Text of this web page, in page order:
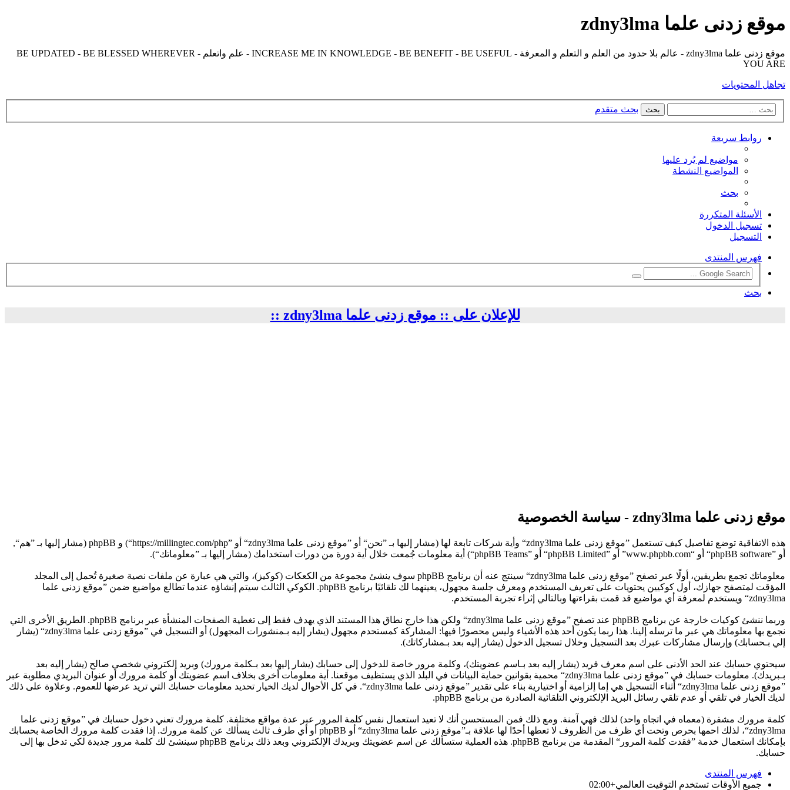
موقع زدنى علما zdny3lma
موقع زدنى علما zdny3lma - عالم بلا حدود من العلم و التعلم و المعرفة - INCREASE ME IN KNOWLEDGE - BE BENEFIT - BE USEFUL - علم واتعلم - BE UPDATED - BE BLESSED WHEREVER
YOU ARE
تجاهل المحتويات
بحث بحث متقدم
روابط سريعة
مواضيع لم يُرد عليها
المواضيع النشطة
بحث
الأسئلة المتكررة
تسجيل الدخول
التسجيل
فهرس المنتدى
بحث
للإعلان على :: موقع زدنى علما zdny3lma ::
موقع زدنى علما zdny3lma - سياسة الخصوصية
هذه الاتفاقية توضع تفاصيل كيف تستعمل ”موقع زدنى علما zdny3lma“ وأية شركات تابعة لها (مشار إليها بـ ”نحن“ أو ”موقع زدنى علما zdny3lma“ أو ”https://millingtec.com/php“) و phpBB (مشار إليها بـ ”هم“,
أو ”phpBB software“ أو “www.phpbb.com” أو ”phpBB Limited“ أو ”phpBB Teams“) أية معلومات جُمعت خلال أية دورة من دورات استخدامك (مشار إليها بـ ”معلوماتك“).
معلوماتك تجمع بطريقين، أولًا عبر تصفح ”موقع زدنى علما zdny3lma“ سينتج عنه أن برنامج phpBB سوف ينشئ مجموعة من الكعكات (كوكيز)، والتي هي عبارة عن ملفات نصية صغيرة تُحمل إلى المجلد
المؤقت لمتصفح جهازك، أول كوكيين يحتويات على تعريف المستخدم ومعرف جلسة مجهول، يعينهما لك تلقائيًا برنامج phpBB. الكوكي الثالث سيتم إنشاؤه عندما تطالع مواضيع ضمن ”موقع زدنى علما
zdny3lma“ ويستخدم لمعرفة أي مواضيع قد قمت بقراءتها وبالتالي إثراء تجربة المستخدم.
وربما ننشئ كوكيات خارجة عن برنامج phpBB عند تصفح ”موقع زدنى علما zdny3lma“ ولكن هذا خارج نطاق هذا المستند الذي يهدف فقط إلى تغطية الصفحات المنشأة عبر برنامج phpBB. الطريق الأخرى التي
نجمع بها معلوماتك هي عبر ما ترسله إلينا. هذا ربما يكون أحد هذه الأشياء وليس محصورًا فيها: المشاركة كمستحدم مجهول (يشار إليه بـمنشورات المجهول) أو التسجيل في ”موقع زدنى علما zdny3lma“ (يشار
إلي بـحسابك) وإرسال مشاركات عبرك بعد التسجيل وخلال تسجيل الدخول (يشار إليه بعد بـمشاركاتك).
سيحتوي حسابك عند الحد الأدنى على اسم معرف فريد (يشار إليه بعد بـاسم عضويتك)، وكلمة مرور خاصة للدخول إلى حسابك (يشار إليها بعد بـكلمة مرورك) وبريد إلكتروني شخصي صالح (يشار إليه بعد
بـبريدك). معلومات حسابك في ”موقع زدنى علما zdny3lma“ محمية بقوانين حماية البيانات في البلد الذي يستظيف موقعنا. أية معلومات أخرى بخلاف اسم عضويتك أو كلمة مرورك أو عنوان البريدي مطلوبة عبر
”موقع زدنى علما zdny3lma“ أثناء التسجيل هي إما إلزامية أو اختيارية بناء على تقدير ”موقع زدنى علما zdny3lma“. في كل الأحوال لديك الخيار تحديد معلومات حسابك التي تريد عرضها للعموم. وعلاوة على ذلك
لديك الخيار في تلقي أو عدم تلقي رسائل البريد الإلكتروني التلقائية الصادرة من برنامج phpBB.
كلمة مرورك مشفرة (معماه في اتجاه واحد) لذلك فهي آمنة. ومع ذلك فمن المستحسن أنك لا تعيد استعمال نفس كلمة المرور عبر عدة مواقع مختلفة. كلمة مرورك تعني دخول حسابك في ”موقع زدنى علما
zdny3lma“، لذلك احمها بحرص وتحت أي ظرف من الظروف لا تعطها أحدًا لها علاقة بـ”موقع زدنى علما zdny3lma“ أو phpBB أو أي طرف ثالث يسألك عن كلمة مرورك. إذا فقدت كلمة مرورك الخاصة بحسابك
بإمكانك استعمال خدمة ”فقدت كلمة المرور“ المقدمة من برنامج phpBB. هذه العملية ستسألك عن اسم عضويتك وبريدك الإلكتروني وبعد ذلك برنامج phpBB سينشئ لك كلمة مرور جديدة لكي تدخل بها إلى
حسابك.
فهرس المنتدى
جميع الأوقات تستخدم التوقيت العالمي+02:00